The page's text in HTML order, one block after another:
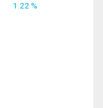
1.22 %